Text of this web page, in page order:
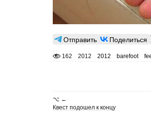
Отправить Поделиться
162 2012 2012 barefoot
⌥ ←
Квест подошел к концу